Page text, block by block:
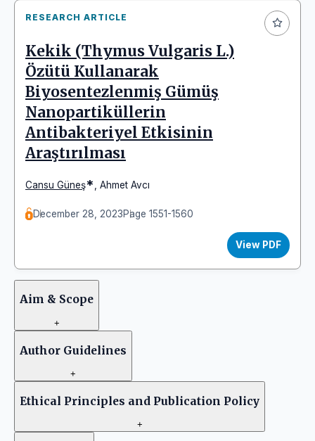
RESEARCH ARTICLE
Kekik (Thymus Vulgaris L.)
Özütü Kullanarak
Biyosentezlenmiş Gümüş
Nanopartiküllerin
Antibakteriyel Etkisinin
Araştırılması
Cansu Güneş* Ahmet Avcı
December 28, 2023Page 1551-1560
View PDF
Aim & Scope
+
Author Guidelines
+
Ethical Principles and Publication Policy
+